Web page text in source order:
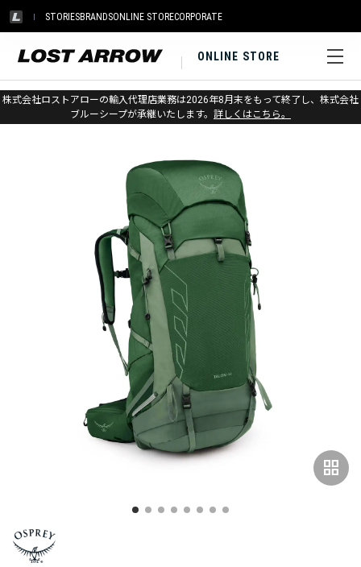
STORIESBRANDSONLINE STORECORPORATE
ONLINE STORE
株式会社ロストアローの輸入代理店業務は2026年8月末をもって終了し、株式会社
ブルーシープが承継いたします。 詳しくはこちら。
ホーム > オスプレー > アウトドア > バックパック（小～中型）
grid_view